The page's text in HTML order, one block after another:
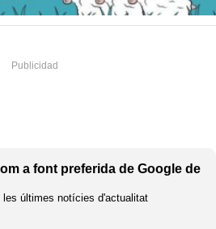
a font preferida de Google de
les últimes notícies d'actualitat